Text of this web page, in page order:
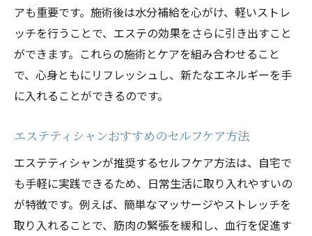
アも重要です。施術後は水分補給を心がけ、軽いストレ
ッチを行うことで、エステの効果をさらに引き出すこと
ができます。これらの施術とケアを組み合わせること
で、心身ともにリフレッシュし、新たなエネルギーを手
に入れることができるのです。
エステティシャンおすすめのセルフケア方法
エステティシャンが推奨するセルフケア方法は、自宅で
も手軽に実践できるため、日常生活に取り入れやすいの
が特徴です。例えば、簡単なマッサージやストレッチを
取り入れることで、筋肉の緊張を緩和し、血行を促進す